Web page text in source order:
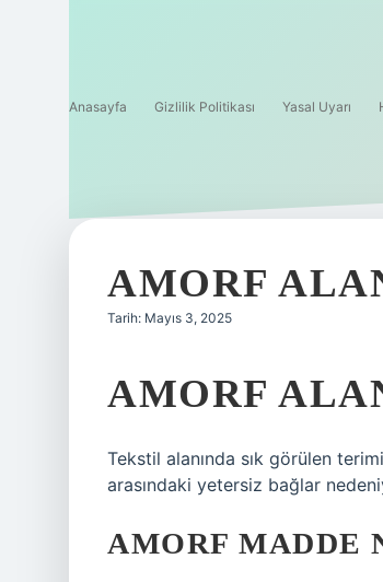
Anasayfa Gizlilik Politikası Yasal Uyarı
AMORF
Tarih: Mayıs 3, 2025
AMORF
Tekstil alanında sık görülen
arasındaki yetersiz bağlar
AMORF MADDE